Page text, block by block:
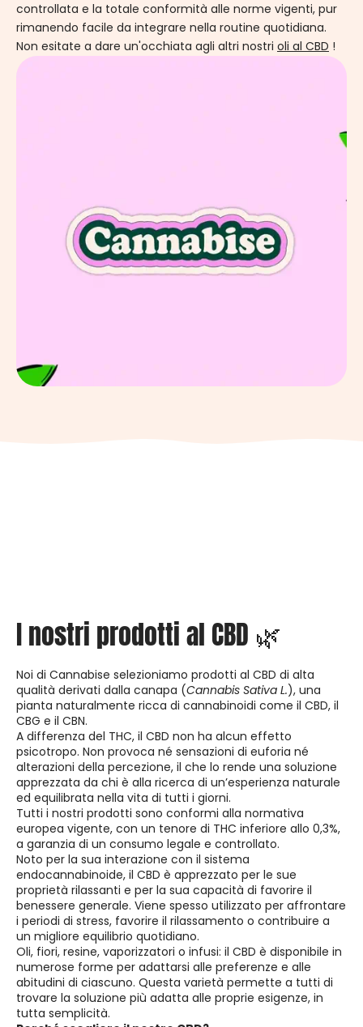
controllata e la totale conformità alle norme vigenti, pur
rimanendo facile da integrare nella routine quotidiana.
Non esitate a dare un'occhiata agli altri nostri oli al CBD !
I nostri prodotti al CBD 🌿
Noi di Cannabise selezioniamo prodotti al CBD di alta
qualità derivati dalla canapa (Cannabis Sativa L.), una
pianta naturalmente ricca di cannabinoidi come il CBD, il
CBG e il CBN.
A differenza del THC, il CBD non ha alcun effetto
psicotropo. Non provoca né sensazioni di euforia né
alterazioni della percezione, il che lo rende una soluzione
apprezzata da chi è alla ricerca di un’esperienza naturale
ed equilibrata nella vita di tutti i giorni.
Tutti i nostri prodotti sono conformi alla normativa
europea vigente, con un tenore di THC inferiore allo 0,3%,
a garanzia di un consumo legale e controllato.
Noto per la sua interazione con il sistema
endocannabinoide, il CBD è apprezzato per le sue
proprietà rilassanti e per la sua capacità di favorire il
benessere generale. Viene spesso utilizzato per affrontare
i periodi di stress, favorire il rilassamento o contribuire a
un migliore equilibrio quotidiano.
Oli, fiori, resine, vaporizzatori o infusi: il CBD è disponibile in
numerose forme per adattarsi alle preferenze e alle
abitudini di ciascuno. Questa varietà permette a tutti di
trovare la soluzione più adatta alle proprie esigenze, in
tutta semplicità.